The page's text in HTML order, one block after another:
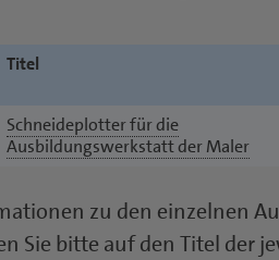
Titel
Schneideplotter für die
Ausbildungswerkstatt der Maler
zu den einzelnen
Sie bitte auf den Titel der